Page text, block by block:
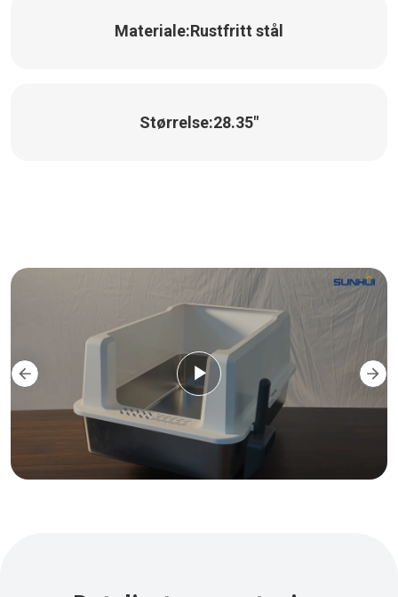
Materiale:Rustfritt stål
Størrelse:28.35"